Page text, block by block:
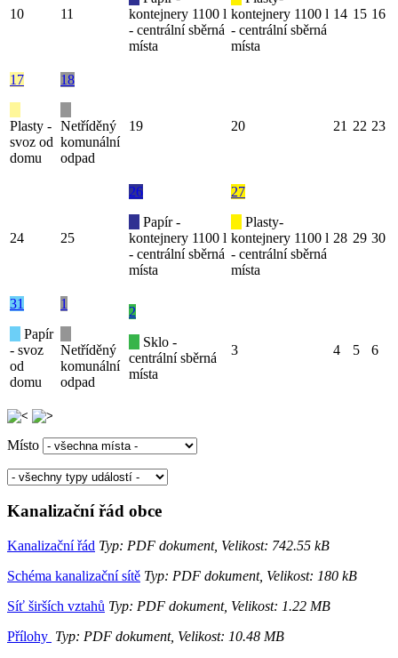
10 11
kontejnery 1100 l
- centrální sběrná
místa
kontejnery 1100 l
- centrální sběrná
místa
14 15 16
17
Plasty -
svoz od
domu
18
Netříděný
komunální
odpad
19 20 21 22 23
24 25
26
Papír -
kontejnery 1100 l
- centrální sběrná
místa
27
Plasty-
kontejnery 1100 l
- centrální sběrná
místa
28 29 30
31
Papír
- svoz
od
domu
1
Netříděný
komunální
odpad
2
Sklo -
centrální sběrná
místa
3 4 5 6
Místo
Kanalizační řád obce
Kanalizační řád Typ: PDF dokument, Velikost: 742.55 kB
Schéma kanalizační sítě Typ: PDF dokument, Velikost: 180 kB
Síť širších vztahů Typ: PDF dokument, Velikost: 1.22 MB
Přílohy Typ: PDF dokument, Velikost: 10.48 MB